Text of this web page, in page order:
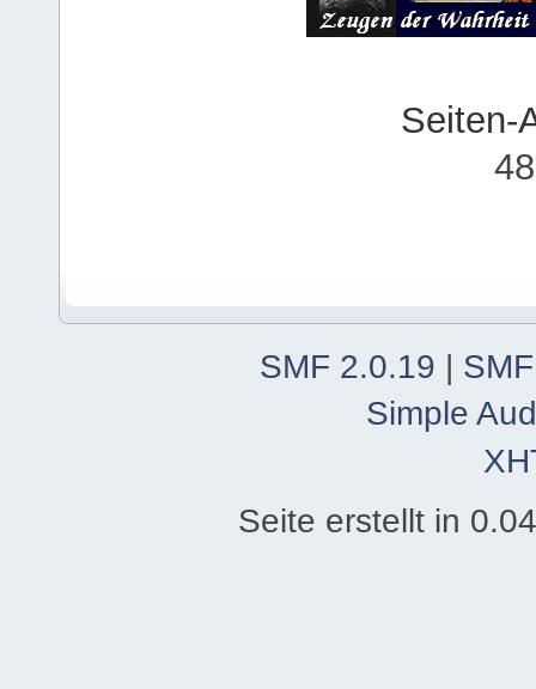
Seiten-
SMF 2.0.19 |
Simple
Seite erstellt in